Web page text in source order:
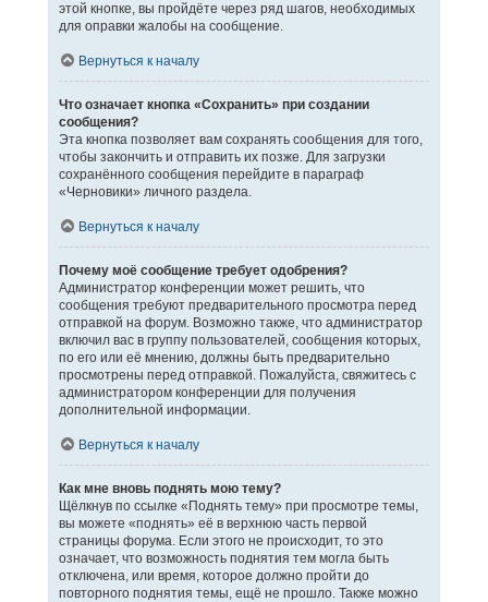
этой кнопке, вы пройдёте через ряд шагов, необходимых
для оправки жалобы на сообщение.
Вернуться к началу
Что означает кнопка «Сохранить» при создании
сообщения?
Эта кнопка позволяет вам сохранять сообщения для того,
чтобы закончить и отправить их позже. Для загрузки
сохранённого сообщения перейдите в параграф
«Черновики» личного раздела.
Вернуться к началу
Почему моё сообщение требует одобрения?
Администратор конференции может решить, что
сообщения требуют предварительного просмотра перед
отправкой на форум. Возможно также, что администратор
включил вас в группу пользователей, сообщения которых,
по его или её мнению, должны быть предварительно
просмотрены перед отправкой. Пожалуйста, свяжитесь с
администратором конференции для получения
дополнительной информации.
Вернуться к началу
Как мне вновь поднять мою тему?
Щёлкнув по ссылке «Поднять тему» при просмотре темы,
вы можете «поднять» её в верхнюю часть первой
страницы форума. Если этого не происходит, то это
означает, что возможность поднятия тем могла быть
отключена, или время, которое должно пройти до
повторного поднятия темы, ещё не прошло. Также можно